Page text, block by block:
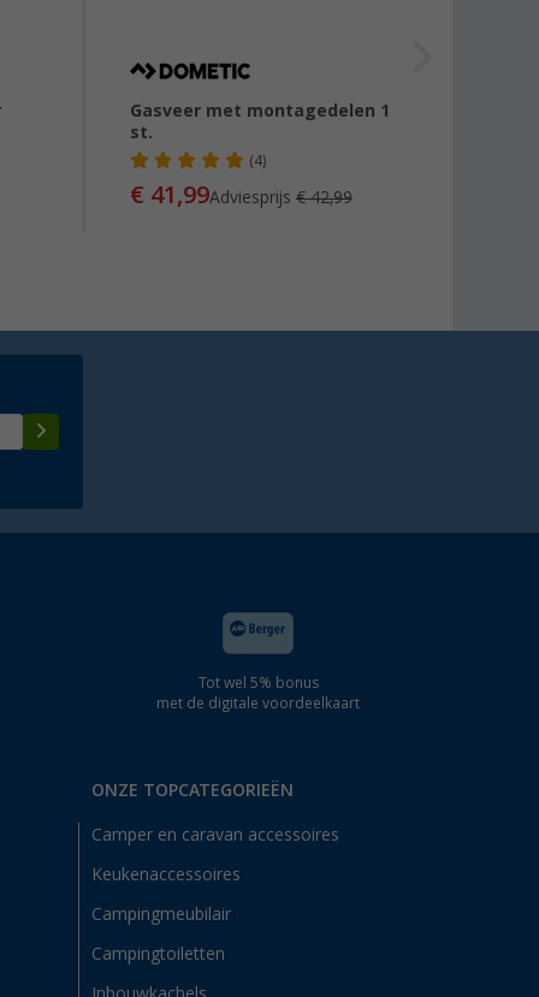
Gasveer met montagedelen 1
st.
(4)
€ 41,99Adviesprijs € 42,99
Tot wel 5% bonus
met de digitale voordeelkaart
ONZE TOPCATEGORIEËN
Camper en caravan accessoires
Keukenaccessoires
Campingmeubilair
Campingtoiletten